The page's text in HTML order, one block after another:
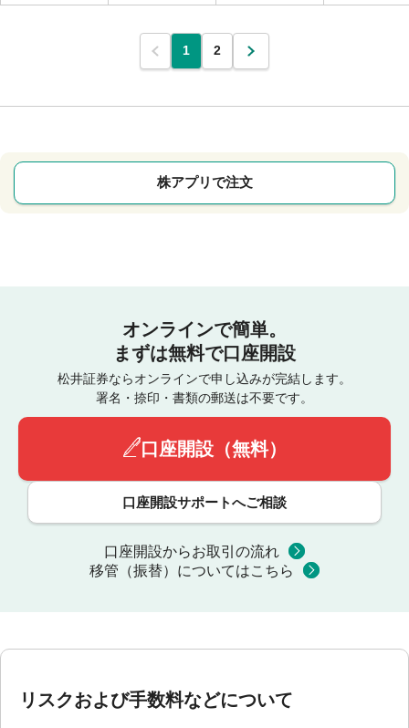
1 2
株アプリで注文
オンラインで簡単。
まずは無料で口座開設
松井証券ならオンラインで申し込みが完結します。
署名・捺印・書類の郵送は不要です。
口座開設（無料）
口座開設サポートへご相談
口座開設からお取引の流れ
移管（振替）についてはこちら
リスクおよび手数料などについて